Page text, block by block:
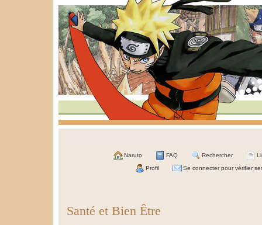
Naruto FAQ Rechercher
Profil Se connecter pour vérifier
Santé et Bien Être